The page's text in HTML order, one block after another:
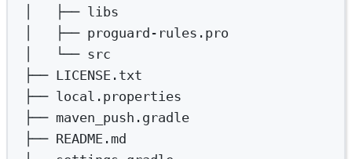
├── libs
├── proguard-rules.pro
└── src
├── LICENSE.txt
├── local.properties
├── maven_push.gradle
├── README.md